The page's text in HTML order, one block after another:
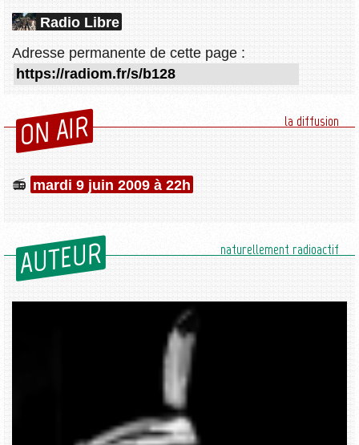
Radio Libre
Adresse permanente de cette page :
ON AIR la diffusion
mardi 9 juin 2009 à 22h
AUTEUR naturellement radioactif